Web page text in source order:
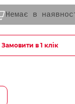
Немає в
Замовити в 1 клік